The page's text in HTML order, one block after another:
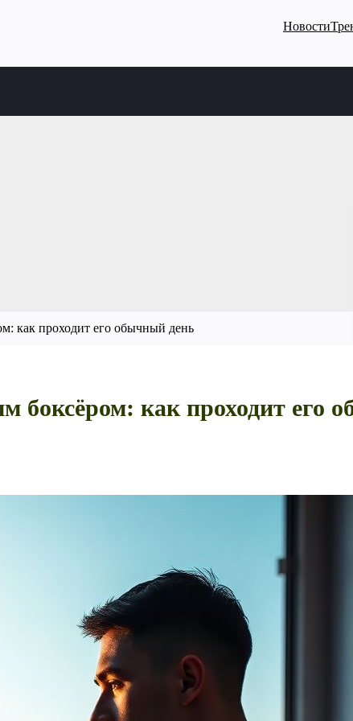
Новости
как проходит его обычный день
боксёром: как проходит его